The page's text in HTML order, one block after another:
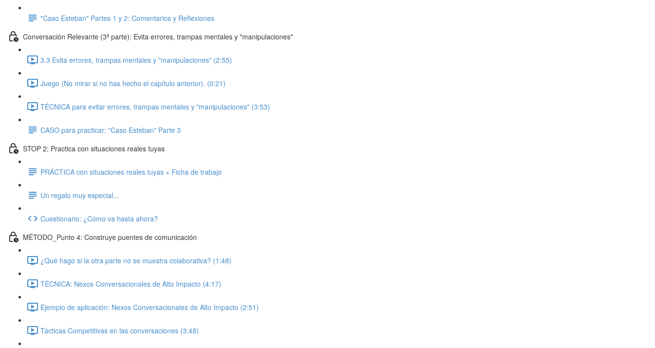
"Caso Esteban" Partes 1 y 2: Comentarios y Reflexiones
Conversación Relevante (3ª parte): Evita errores, trampas mentales y "manipulaciones"
3.3 Evita errores, trampas mentales y "manipulaciones" (2:55)
Juego (No mirar si no has hecho el capítulo anterior). (0:21)
TÉCNICA para evitar errores, trampas mentales y "manipulaciones" (3:53)
CASO para practicar: "Caso Esteban" Parte 3
STOP 2: Practica con situaciones reales tuyas
PRÁCTICA con situaciones reales tuyas + Ficha de trabajo
Un regalo muy especial...
Cuestionario: ¿Cómo va hasta ahora?
MÉTODO_Punto 4: Construye puentes de comunicación
¿Qué hago si la otra parte no se muestra colaborativa? (1:48)
TÉCNICA: Nexos Conversacionales de Alto Impacto (4:17)
Ejemplo de aplicación: Nexos Conversacionales de Alto Impacto (2:51)
Tácticas Competitivas en las conversaciones (3:48)